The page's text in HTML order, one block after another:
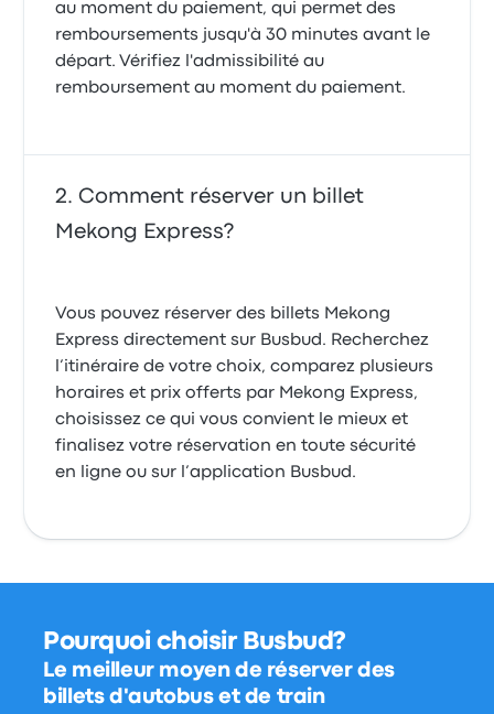
au moment du paiement, qui permet des
remboursements jusqu'à 30 minutes avant le
départ. Vérifiez l'admissibilité au
remboursement au moment du paiement.
Comment réserver un billet
Mekong Express?
Vous pouvez réserver des billets Mekong
Express directement sur Busbud. Recherchez
l’itinéraire de votre choix, comparez plusieurs
horaires et prix offerts par Mekong Express,
choisissez ce qui vous convient le mieux et
finalisez votre réservation en toute sécurité
en ligne ou sur l’application Busbud.
Pourquoi choisir Busbud?
Le meilleur moyen de réserver des
billets d'autobus et de train